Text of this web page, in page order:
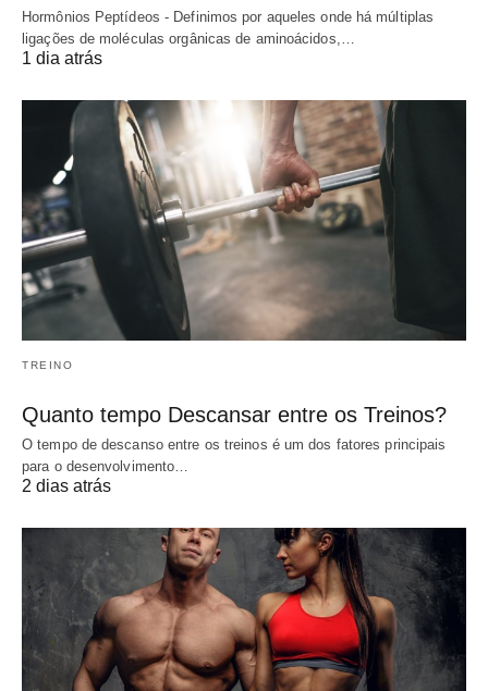
Hormônios Peptídeos - Definimos por aqueles onde há múltiplas
ligações de moléculas orgânicas de aminoácidos,…
1 dia atrás
TREINO
Quanto tempo Descansar entre os Treinos?
O tempo de descanso entre os treinos é um dos fatores principais
para o desenvolvimento…
2 dias atrás